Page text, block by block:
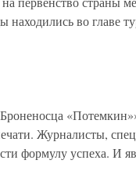
во главе
Журналисты,
формулу успеха. И